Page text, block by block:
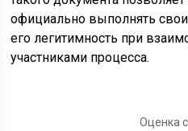
официально выполнять
его легитимность при
участниками процесса.
Оценка